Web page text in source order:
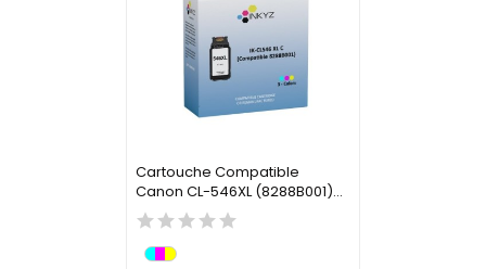
Cartouche Compatible
Canon CL-546XL (8288B001)...